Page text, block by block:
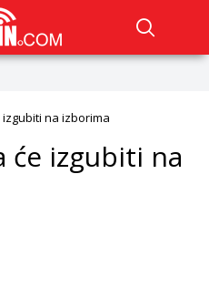
na izborima
će izgubiti na